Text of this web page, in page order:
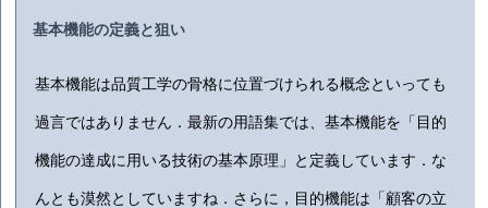
基本機能の定義と狙い
基本機能は品質工学の骨格に位置づけられる概念といっても
過言ではありません．最新の用語集では、基本機能を「目的
機能の達成に用いる技術の基本原理」と定義しています．な
んとも漠然としていますね．さらに，目的機能は「顧客の立